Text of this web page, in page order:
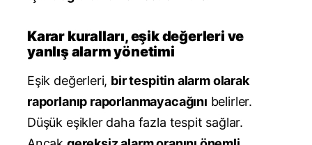
Karar kuralları, eşik değerleri ve
yanlış alarm yönetimi
Eşik değerleri, bir tespitin alarm olarak
raporlanıp raporlanmayacağını belirler.
Düşük eşikler daha fazla tespit sağlar.